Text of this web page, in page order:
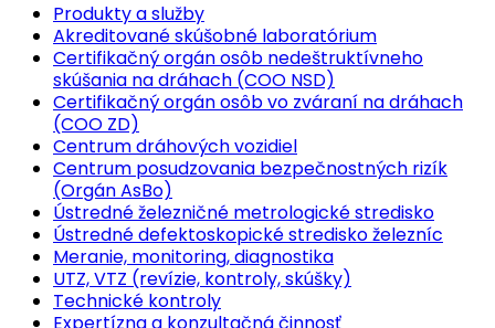
Produkty a služby
Akreditované skúšobné laboratórium
Certifikačný orgán osôb nedeštruktívneho
skúšania na dráhach (COO NSD)
Certifikačný orgán osôb vo zváraní na dráhach
(COO ZD)
Centrum dráhových vozidiel
Centrum posudzovania bezpečnostných rizík
(Orgán AsBo)
Ústredné železničné metrologické stredisko
Ústredné defektoskopické stredisko železníc
Meranie, monitoring, diagnostika
UTZ, VTZ (revízie, kontroly, skúšky)
Technické kontroly